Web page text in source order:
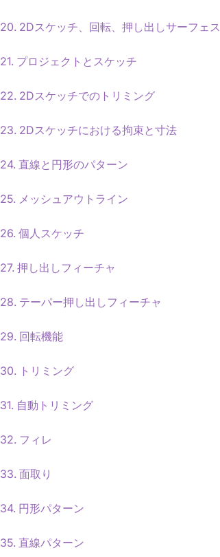
20. 2Dスケッチ、回転、押し出しサーフェス
21. プロジェクトとスケッチ
22. 2Dスケッチでのトリミング
23. 2Dスケッチにおける拘束と寸法
24. 直線と円形のパターン
25. メッシュアウトライン
26. 個人スケッチ
27. 押し出しフィーチャ
28. テーパー押し出しフィーチャ
29. 回転機能
30. トリミング
31. 自動トリミング
32. フィレ
33. 面取り
34. 円形パターン
35. 直線パターン